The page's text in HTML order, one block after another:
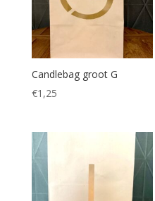
Candlebag groot G
€1,25